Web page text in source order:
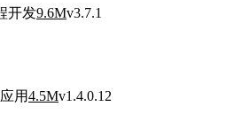
开发9.6Mv3.7.1
用4.5Mv1.4.0.12